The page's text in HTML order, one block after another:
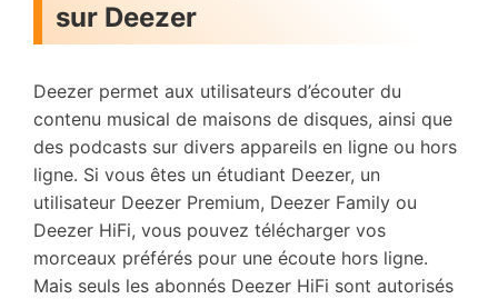
sur Deezer
Deezer permet aux utilisateurs d’écouter du
contenu musical de maisons de disques, ainsi que
des podcasts sur divers appareils en ligne ou hors
ligne. Si vous êtes un étudiant Deezer, un
utilisateur Deezer Premium, Deezer Family ou
Deezer HiFi, vous pouvez télécharger vos
morceaux préférés pour une écoute hors ligne.
Mais seuls les abonnés Deezer HiFi sont autorisés